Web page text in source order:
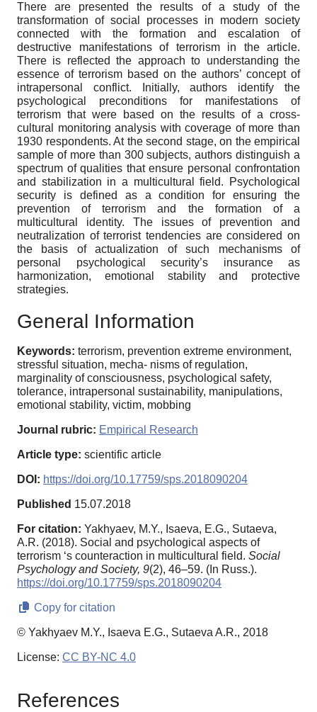
There are presented the results of a study of the
transformation of social processes in modern society
connected with the formation and escalation of
destructive manifestations of terrorism in the article.
There is reflected the approach to understanding the
essence of terrorism based on the authors’ concept of
intrapersonal conflict. Initially, authors identify the
psychological preconditions for manifestations of
terrorism that were based on the results of a cross-
cultural monitoring analysis with coverage of more than
1930 respondents. At the second stage, on the empirical
sample of more than 300 subjects, authors distinguish a
spectrum of qualities that ensure personal confrontation
and stabilization in a multicultural field. Psychological
security is defined as a condition for ensuring the
prevention of terrorism and the formation of a
multicultural identity. The issues of prevention and
neutralization of terrorist tendencies are considered on
the basis of actualization of such mechanisms of
personal psychological security’s insurance as
harmonization, emotional stability and protective
strategies.
General Information
Keywords: terrorism, prevention extreme environment,
stressful situation, mecha- nisms of regulation,
marginality of consciousness, psychological safety,
tolerance, intrapersonal sustainability, manipulations,
emotional stability, victim, mobbing
Journal rubric: Empirical Research
Article type: scientific article
DOI: https://doi.org/10.17759/sps.2018090204
Published 15.07.2018
For citation: Yakhyaev, M.Y., Isaeva, E.G., Sutaeva,
A.R. (2018). Social and psychological aspects of
terrorism ‘s counteraction in multicultural field. Social
Psychology and Society, 9(2), 46–59. (In Russ.).
https://doi.org/10.17759/sps.2018090204
Copy for citation
© Yakhyaev M.Y., Isaeva E.G., Sutaeva A.R., 2018
License: CC BY-NC 4.0
References